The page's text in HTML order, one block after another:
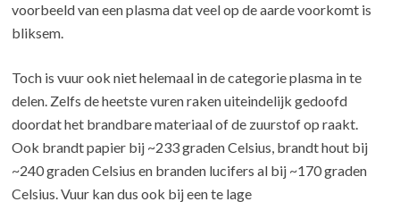
voorbeeld van een plasma dat veel op de aarde voorkomt is
bliksem.
Toch is vuur ook niet helemaal in de categorie plasma in te
delen. Zelfs de heetste vuren raken uiteindelijk gedoofd
doordat het brandbare materiaal of de zuurstof op raakt.
Ook brandt papier bij ~233 graden Celsius, brandt hout bij
~240 graden Celsius en branden lucifers al bij ~170 graden
Celsius. Vuur kan dus ook bij een te lage